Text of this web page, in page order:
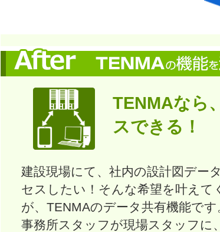
TENMAなら
スできる！
建設現場にて、社内の設計図デー
セスしたい！そんな希望を叶えて
が、TENMAのデータ共有機能です
事務所スタッフが現場スタッフに